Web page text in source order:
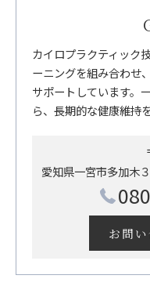
カイロプラクティック
ーニングを組み合わせ
サポートしています。
ら、長期的な健康維持
愛知県一宮市多加木
お問